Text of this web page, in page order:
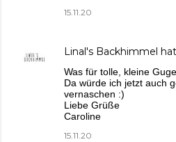
15.11.20
Linal's Backhimmel
Was für tolle, kleine
Da würde ich jetzt auch
vernaschen :)
Liebe Grüße
Caroline
15.11.20